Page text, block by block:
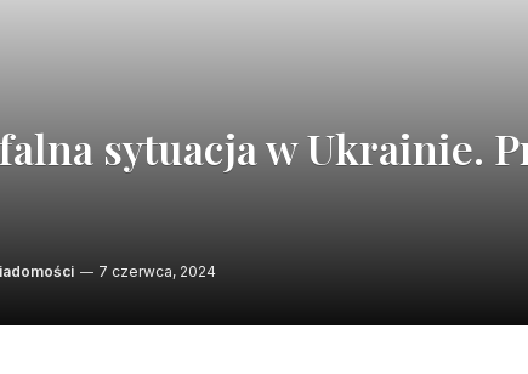
sytuacja w Ukrainie.
7 czerwca, 2024